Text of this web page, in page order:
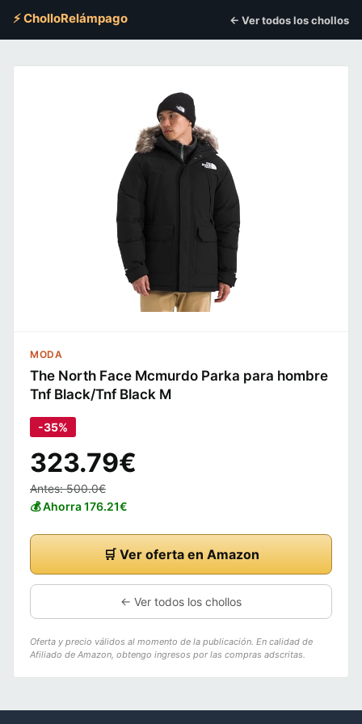
⚡ CholloRelámpago ← Ver todos los chollos
MODA
The North Face Mcmurdo Parka para hombre
Tnf Black/Tnf Black M
-35%
323.79€
Antes: 500.0€
💰 Ahorra 176.21€
🛒 Ver oferta en Amazon
← Ver todos los chollos
Oferta y precio válidos al momento de la publicación. En calidad de
Afiliado de Amazon, obtengo ingresos por las compras adscritas.